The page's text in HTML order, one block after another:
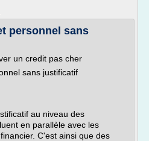
personnel sans
un credit pas cher
sans justificatif
au niveau des
en parallèle avec les
C'est ainsi que des